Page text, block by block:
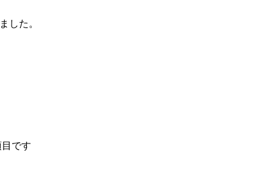
した。
です